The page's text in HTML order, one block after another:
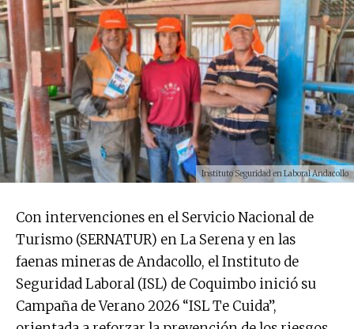
Instituto Seguridad en Laboral Andacollo
Con intervenciones en el Servicio Nacional de
Turismo (SERNATUR) en La Serena y en las
faenas mineras de Andacollo, el Instituto de
Seguridad Laboral (ISL) de Coquimbo inició su
Campaña de Verano 2026 “ISL Te Cuida”,